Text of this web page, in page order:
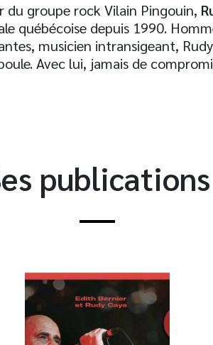
du groupe rock Vilain Pingouin,
québécoise depuis 1990.
musicien intransigeant,
Avec lui, jamais de
publications